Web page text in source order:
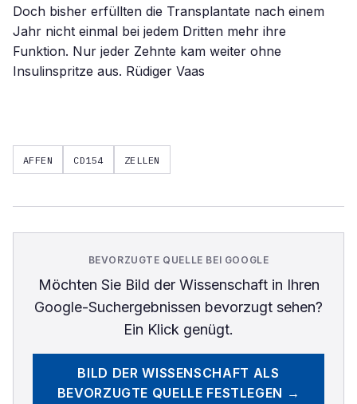
Doch bisher erfüllten die Transplantate nach einem
Jahr nicht einmal bei jedem Dritten mehr ihre
Funktion. Nur jeder Zehnte kam weiter ohne
Insulinspritze aus. Rüdiger Vaas
AFFEN CD154 ZELLEN
BEVORZUGTE QUELLE BEI GOOGLE
Möchten Sie Bild der Wissenschaftin Ihren
Google-Suchergebnissen bevorzugt sehen?
Ein Klick genügt.
BILD DER WISSENSCHAFT ALS
BEVORZUGTE QUELLE FESTLEGEN →